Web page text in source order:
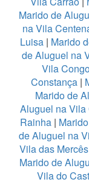
Marido de
na Vila
Luisa | Marido
de Aluguel na
Vila
Constança|
Marido de
Aluguel na Vila
Rainha |
de Aluguel na
Vila das Mercês
Marido de
Vila do